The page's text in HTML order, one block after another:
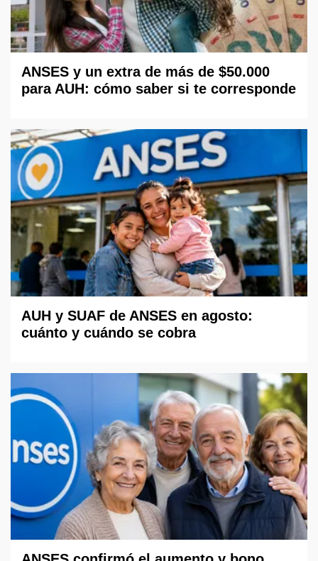
ANSES y un extra de más de $50.000
para AUH: cómo saber si te corresponde
AUH y SUAF de ANSES en agosto:
cuánto y cuándo se cobra